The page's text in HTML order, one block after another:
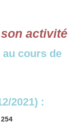
son activité
cours de
2/2021) :
254